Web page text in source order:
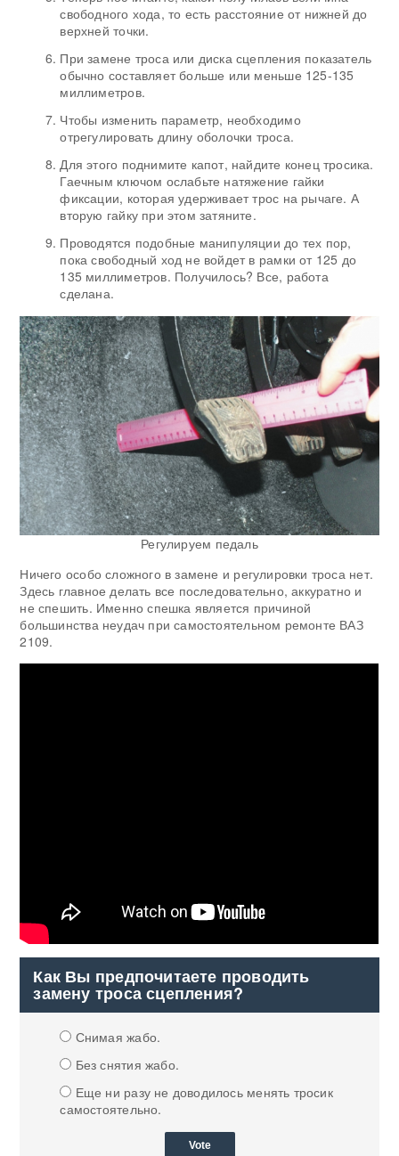
свободного хода, то есть расстояние от нижней до
верхней точки.
При замене троса или диска сцепления показатель
обычно составляет больше или меньше 125-135
миллиметров.
Чтобы изменить параметр, необходимо
отрегулировать длину оболочки троса.
Для этого поднимите капот, найдите конец тросика.
Гаечным ключом ослабьте натяжение гайки
фиксации, которая удерживает трос на рычаге. А
вторую гайку при этом затяните.
Проводятся подобные манипуляции до тех пор,
пока свободный ход не войдет в рамки от 125 до
135 миллиметров. Получилось? Все, работа
сделана.
Регулируем педаль
Ничего особо сложного в замене и регулировки троса нет.
Здесь главное делать все последовательно, аккуратно и
не спешить. Именно спешка является причиной
большинства неудач при самостоятельном ремонте ВАЗ
2109.
Как Вы предпочитаете проводить
замену троса сцепления?
Снимая жабо.
Без снятия жабо.
Еще ни разу не доводилось менять тросик
самостоятельно.